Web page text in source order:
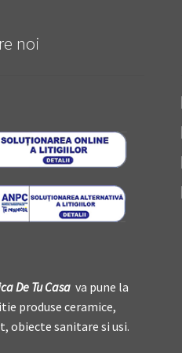
noi
De Tu Casa va pune la
produse ceramice,
obiecte sanitare si usi.